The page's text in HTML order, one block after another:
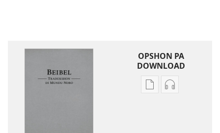
OPSHON PA
DOWNLOAD
OpshonOpshon